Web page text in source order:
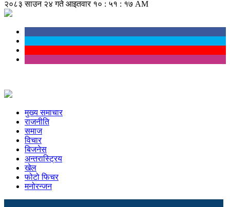
२०८३ साउन २४ गते आइतवार १० : ५१ : १७ AM
मुख्य समाचार
राजनीति
समाज
विचार
बिजनेस
अन्तरास्ट्रिय
खेल
फोटो फिचर
मनोरन्जन